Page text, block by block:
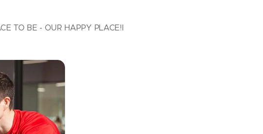
TO BE - OUR HAPPY PLACE!I